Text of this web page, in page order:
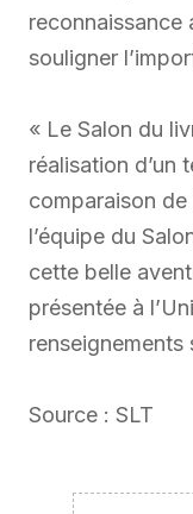
reconnaissance
souligner
« Le Salon du
réalisation d’un
comparaison
l’équipe du
cette belle
présentée à
Source : SLT